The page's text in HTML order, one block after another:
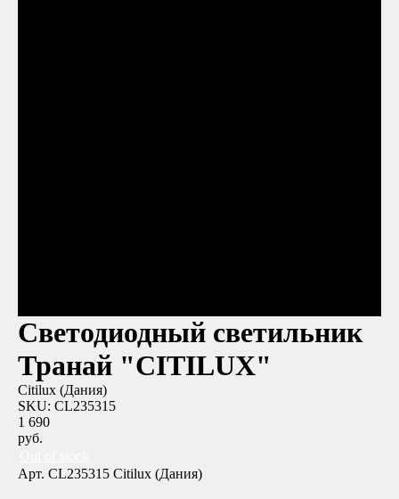
Светодиодный светильник
Транай "CITILUX"
Citilux (Дания)
SKU: CL235315
1 690
руб.
Арт. CL235315 Citilux (Дания)